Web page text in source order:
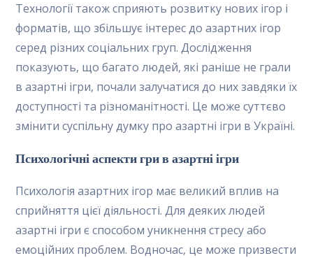
Технології також сприяють розвитку нових ігор і
форматів, що збільшує інтерес до азартних ігор
серед різних соціальних груп. Дослідження
показують, що багато людей, які раніше не грали
в азартні ігри, почали залучатися до них завдяки їх
доступності та різноманітності. Це може суттєво
змінити суспільну думку про азартні ігри в Україні.
Психологічні аспекти гри в азартні ігри
Психологія азартних ігор має великий вплив на
сприйняття цієї діяльності. Для деяких людей
азартні ігри є способом уникнення стресу або
емоційних проблем. Водночас, це може призвести